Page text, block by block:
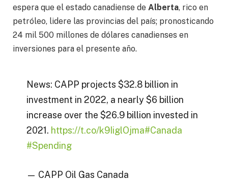
espera que el estado canadiense de Alberta, rico en
petróleo, lidere las provincias del país; pronosticando
24 mil 500 millones de dólares canadienses en
inversiones para el presente año.
News: CAPP projects $32.8 billion in
investment in 2022, a nearly $6 billion
increase over the $26.9 billion invested in
2021. https://t.co/k9IiglOjma#Canada
#Spending
— CAPP Oil Gas Canada